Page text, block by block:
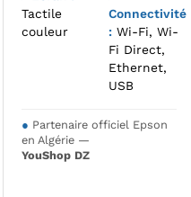
Tactile
couleur
Connectivité
:Wi-Fi, Wi-
Fi Direct,
Ethernet,
USB
● Partenaire officiel Epson
en Algérie —
YouShop DZ